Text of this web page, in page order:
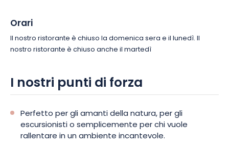
Orari
Il nostro ristorante è chiuso la domenica sera e il lunedì. Il
nostro ristorante è chiuso anche il martedì
I nostri punti di forza
Perfetto per gli amanti della natura, per gli
escursionisti o semplicemente per chi vuole
rallentare in un ambiente incantevole.